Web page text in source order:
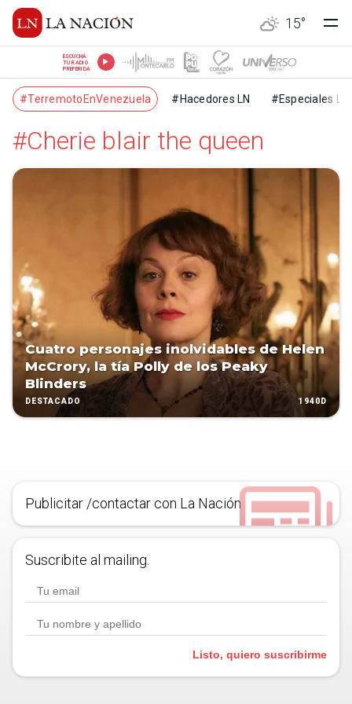
15°
ESCUCHÁ
TU RADIO
PREFERIDA
#TerremotoEnVenezuela #Hacedores LN #Especiales LN
#Cherie blair the queen
Cuatro personajes inolvidables de Helen
McCrory, la tía Polly de los Peaky
Blinders
DESTACADO 1940D
Publicitar /contactar con La Nación
Suscribite al mailing.
Listo, quiero suscribirme